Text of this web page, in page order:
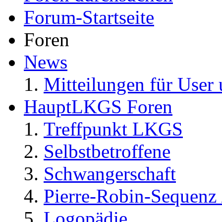
Forum-Startseite
Foren
News
Mitteilungen für User
HauptLKGS Foren
Treffpunkt LKGS
Selbstbetroffene
Schwangerschaft
Pierre-Robin-